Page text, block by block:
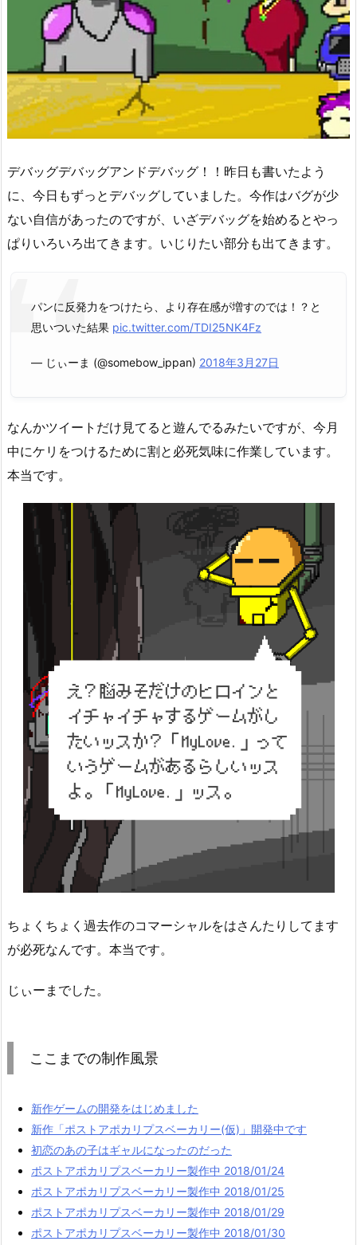
デバッグデバッグアンドデバッグ！！昨日も書いたよう
に、今日もずっとデバッグしていました。今作はバグが少
ない自信があったのですが、いざデバッグを始めるとやっ
ぱりいろいろ出てきます。いじりたい部分も出てきます。
パンに反発力をつけたら、より存在感が増すのでは！？と
思いついた結果 pic.twitter.com/TDI25NK4Fz
— じぃーま (@somebow_ippan) 2018年3月27日
なんかツイートだけ見てると遊んでるみたいですが、今月
中にケリをつけるために割と必死気味に作業しています。
本当です。
ちょくちょく過去作のコマーシャルをはさんたりしてます
が必死なんです。本当です。
じぃーまでした。
ここまでの制作風景
新作ゲームの開発をはじめました
新作「ポストアポカリプスベーカリー(仮)」開発中です
初恋のあの子はギャルになったのだった
ポストアポカリプスベーカリー製作中 2018/01/24
ポストアポカリプスベーカリー製作中 2018/01/25
ポストアポカリプスベーカリー製作中 2018/01/29
ポストアポカリプスベーカリー製作中 2018/01/30